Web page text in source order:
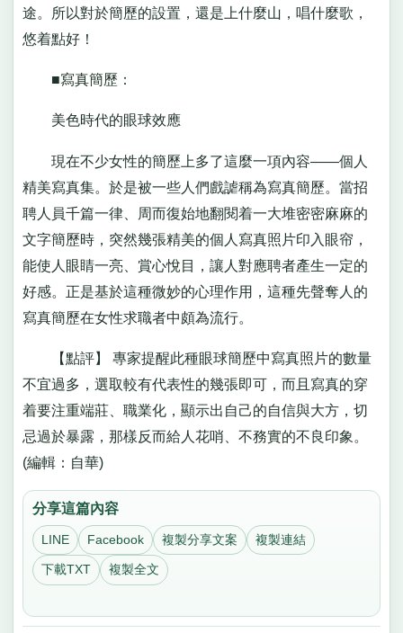
途。所以對於簡歷的設置，還是上什麼山，唱什麼歌，
悠着點好！
■寫真簡歷：
美色時代的眼球效應
現在不少女性的簡歷上多了這麼一項內容——個人
精美寫真集。於是被一些人們戲謔稱為寫真簡歷。當招
聘人員千篇一律、周而復始地翻閱着一大堆密密麻麻的
文字簡歷時，突然幾張精美的個人寫真照片印入眼帘，
能使人眼睛一亮、賞心悅目，讓人對應聘者產生一定的
好感。正是基於這種微妙的心理作用，這種先聲奪人的
寫真簡歷在女性求職者中頗為流行。
【點評】 專家提醒此種眼球簡歷中寫真照片的數量
不宜過多，選取較有代表性的幾張即可，而且寫真的穿
着要注重端莊、職業化，顯示出自己的自信與大方，切
忌過於暴露，那樣反而給人花哨、不務實的不良印象。
(編輯：自華)
分享這篇內容
LINE Facebook 複製分享文案 複製連結
下載TXT 複製全文